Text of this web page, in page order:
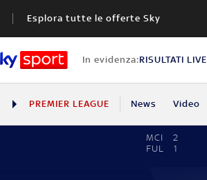
Esplora tutte le offerte Sky
In evidenza:RISULTATI LIVE
PREMIER LEAGUE News Video
MCI
2
FUL
1